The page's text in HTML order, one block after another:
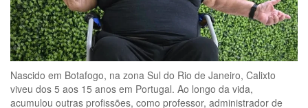
Nascido em Botafogo, na zona Sul do Rio de Janeiro, Calixto
viveu dos 5 aos 15 anos em Portugal. Ao longo da vida,
acumulou outras profissões, como professor, administrador de